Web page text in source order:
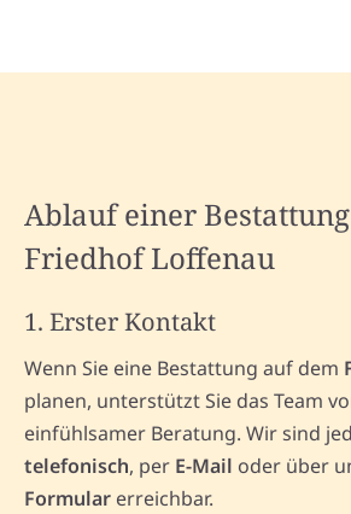
Ablauf einer
Friedhof Loffenau
1. Erster Kontakt
Wenn Sie eine Bestattung auf dem
planen, unterstützt Sie das Team
einfühlsamer Beratung. Wir sind
telefonisch, per E-Mail oder über
Formular erreichbar.